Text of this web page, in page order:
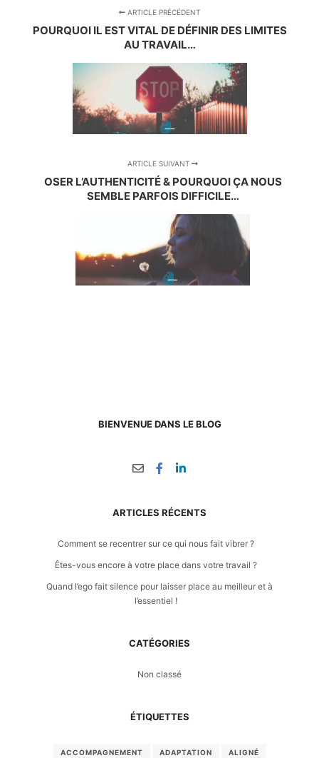
ARTICLE PRÉCÉDENT
POURQUOI IL EST VITAL DE DÉFINIR DES LIMITES
AU TRAVAIL…
ARTICLE SUIVANT
OSER L’AUTHENTICITÉ & POURQUOI ÇA NOUS
SEMBLE PARFOIS DIFFICILE…
BIENVENUE DANS LE BLOG
ARTICLES RÉCENTS
Comment se recentrer sur ce qui nous fait vibrer ?
Êtes-vous encore à votre place dans votre travail ?
Quand l’ego fait silence pour laisser place au meilleur et à
l’essentiel !
CATÉGORIES
Non classé
ÉTIQUETTES
ACCOMPAGNEMENT ADAPTATION ALIGNÉ